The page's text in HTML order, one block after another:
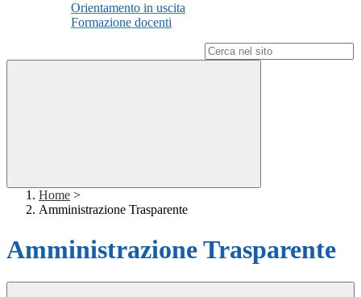
Orientamento in uscita
Formazione docenti
Home >
Amministrazione Trasparente
Amministrazione Trasparente